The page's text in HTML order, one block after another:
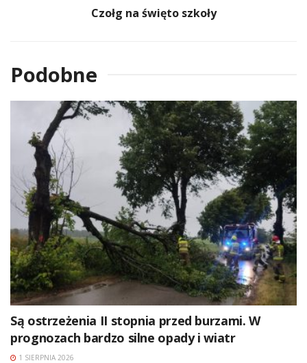
Czołg na święto szkoły
Podobne
Są ostrzeżenia II stopnia przed burzami. W
prognozach bardzo silne opady i wiatr
1 SIERPNIA 2026